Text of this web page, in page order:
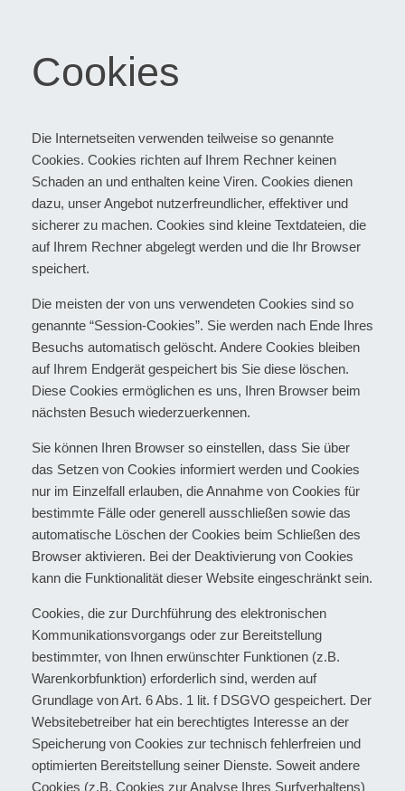
Cookies
Die Internetseiten verwenden teilweise so genannte
Cookies. Cookies richten auf Ihrem Rechner keinen
Schaden an und enthalten keine Viren. Cookies dienen
dazu, unser Angebot nutzerfreundlicher, effektiver und
sicherer zu machen. Cookies sind kleine Textdateien, die
auf Ihrem Rechner abgelegt werden und die Ihr Browser
speichert.
Die meisten der von uns verwendeten Cookies sind so
genannte “Session-Cookies”. Sie werden nach Ende Ihres
Besuchs automatisch gelöscht. Andere Cookies bleiben
auf Ihrem Endgerät gespeichert bis Sie diese löschen.
Diese Cookies ermöglichen es uns, Ihren Browser beim
nächsten Besuch wiederzuerkennen.
Sie können Ihren Browser so einstellen, dass Sie über
das Setzen von Cookies informiert werden und Cookies
nur im Einzelfall erlauben, die Annahme von Cookies für
bestimmte Fälle oder generell ausschließen sowie das
automatische Löschen der Cookies beim Schließen des
Browser aktivieren. Bei der Deaktivierung von Cookies
kann die Funktionalität dieser Website eingeschränkt sein.
Cookies, die zur Durchführung des elektronischen
Kommunikationsvorgangs oder zur Bereitstellung
bestimmter, von Ihnen erwünschter Funktionen (z.B.
Warenkorbfunktion) erforderlich sind, werden auf
Grundlage von Art. 6 Abs. 1 lit. f DSGVO gespeichert. Der
Websitebetreiber hat ein berechtigtes Interesse an der
Speicherung von Cookies zur technisch fehlerfreien und
optimierten Bereitstellung seiner Dienste. Soweit andere
Cookies (z.B. Cookies zur Analyse Ihres Surfverhaltens)